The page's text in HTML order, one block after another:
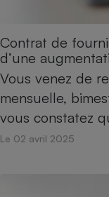
Contrat de
d’une
Vous venez de
mensuelle,
vous constatez
Le 02 avril 2025